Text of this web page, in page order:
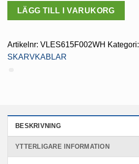
var:
109 kr.
är:
54.50 kr.
LÄGG TILL I VARUKORG
Artikelnr: VLES615F002WH Kategori:
SKARVKABLAR
BESKRIVNING
YTTERLIGARE INFORMATION